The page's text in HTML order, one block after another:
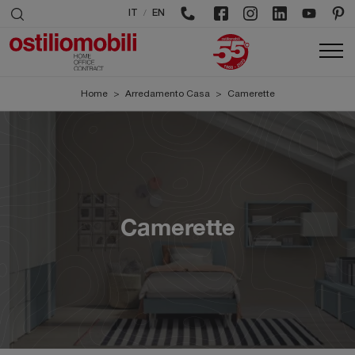
/ EN
Home > Arredamento Casa > Camerette
Camerette